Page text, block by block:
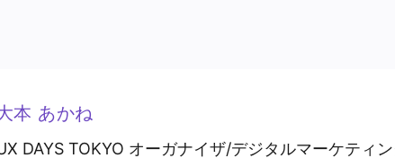
本 あかね
DAYS TOKYO オーガナイザ/デジタルマーケティン